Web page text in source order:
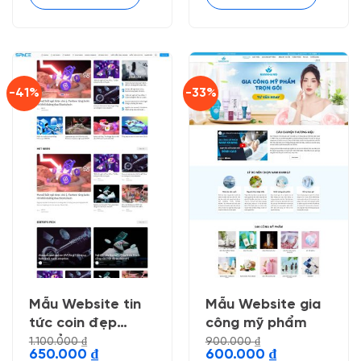
-41%
Mẫu Website tin
tức coin đẹp
chuẩn seo
1.100.000₫
Giá
650.000 ₫Giá
-33%
Mẫu Website gia
công mỹ phẩm
900.000₫
Giá
600.000 ₫Giá